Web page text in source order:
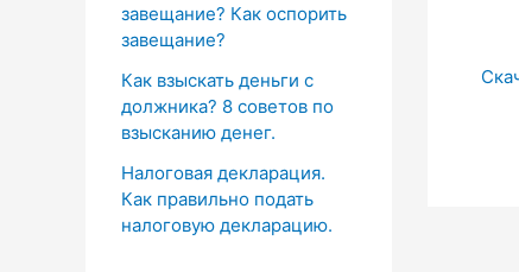
завещание? Как оспорить
завещание?
Как взыскать деньги с
должника? 8 советов по
взысканию денег.
Налоговая декларация.
Как правильно подать
налоговую декларацию.